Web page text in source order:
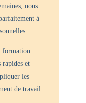
nous
à
formation
rapides et
les
de travail.